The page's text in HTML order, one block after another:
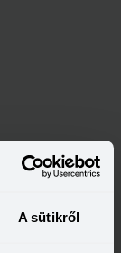
A sütikről